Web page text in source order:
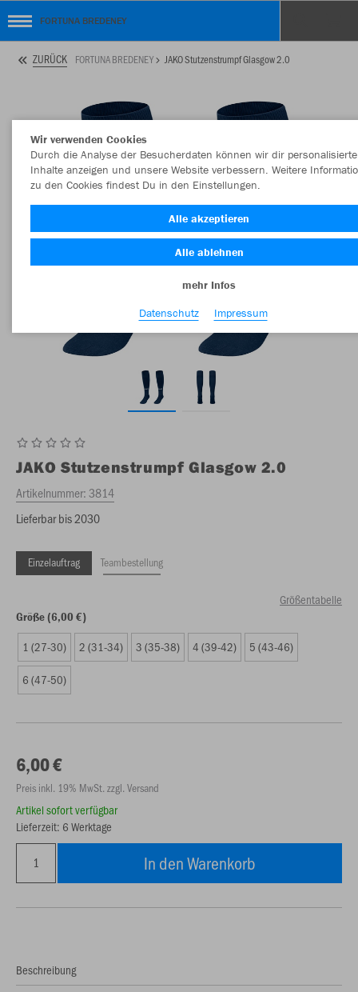
FORTUNA BREDENEY
ZURÜCK FORTUNA BREDENEY JAKO Stutzenstrumpf Glasgow 2.0
JAKO Stutzenstrumpf Glasgow 2.0
Artikelnummer:3814
Lieferbar bis 2030
Einzelauftrag Teambestellung
Größentabelle
Größe (6,00 €)
1 (27-30) 2 (31-34) 3 (35-38) 4 (39-42) 5 (43-46)
6 (47-50)
6,00 €
Preis inkl. 19% MwSt. zzgl. Versand
Artikel sofort verfügbar
Lieferzeit: 6 Werktage
In den Warenkorb
Beschreibung
Wir verwenden Cookies
Durch die Analyse der Besucherdaten können wir dir personalisierte
Inhalte anzeigen und unsere Website verbessern. Weitere
zu den Cookies findest Du in den Einstellungen.
Alle akzeptieren
Alle ablehnen
mehr Infos
Datenschutz
Impressum